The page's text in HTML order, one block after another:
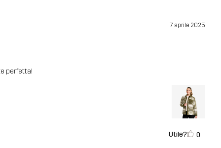
7 aprile 2025
perfetta!
Utile? 0